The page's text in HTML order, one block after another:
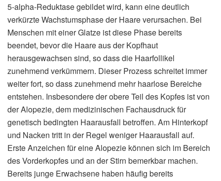
5-alpha-Reduktase gebildet wird, kann eine deutlich
verkürzte Wachstumsphase der Haare verursachen. Bei
Menschen mit einer Glatze ist diese Phase bereits
beendet, bevor die Haare aus der Kopfhaut
herausgewachsen sind, so dass die Haarfollikel
zunehmend verkümmern. Dieser Prozess schreitet immer
weiter fort, so dass zunehmend mehr haarlose Bereiche
entstehen. Insbesondere der obere Teil des Kopfes ist von
der Alopezie, dem medizinischen Fachausdruck für
genetisch bedingten Haarausfall betroffen. Am Hinterkopf
und Nacken tritt in der Regel weniger Haarausfall auf.
Erste Anzeichen für eine Alopezie können sich im Bereich
des Vorderkopfes und an der Stirn bemerkbar machen.
Bereits junge Erwachsene haben häufig bereits